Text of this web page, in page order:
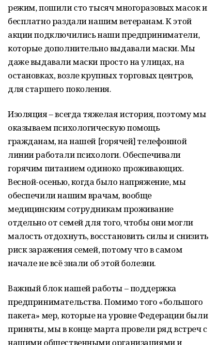
режим, пошили сто тысяч многоразовых масок и
бесплатно раздали нашим ветеранам. К этой
акции подключились наши предприниматели,
которые дополнительно выдавали маски. Мы
даже выдавали маски просто на улицах, на
остановках, возле крупных торговых центров,
для старшего поколения.
Изоляция – всегда тяжелая история, поэтому мы
оказываем психологическую помощь
гражданам, на нашей [горячей] телефонной
линии работали психологи. Обеспечивали
горячим питанием одиноко проживающих.
Весной-осенью, когда было напряжение, мы
обеспечили нашим врачам, вообще
медицинским сотрудникам проживание
отдельно от семей для того, чтобы они могли
малость отдохнуть, восстановить силы и снизить
риск заражения семей, потому что в самом
начале не всё знали об этой болезни.
Важный блок нашей работы – поддержка
предпринимательства. Помимо того «большого
пакета» мер, которые на уровне Федерации были
приняты, мы в конце марта провели ряд встреч с
нашими общественными организациями и